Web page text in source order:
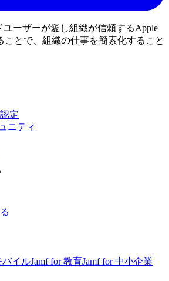
ユーザーが愛し組織が信頼するApple
ことで、組織の仕事を簡素化すること
定
ニティ
バイルJamf for 教育Jamf for 中小企業